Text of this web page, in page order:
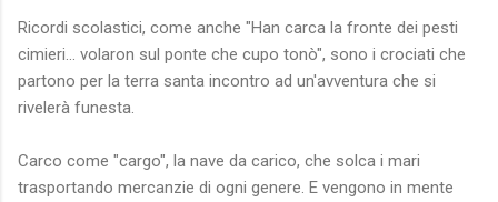
Ricordi scolastici, come anche "Han carca la fronte dei pesti
cimieri... volaron sul ponte che cupo tonò", sono i crociati che
partono per la terra santa incontro ad un'avventura che si
rivelerà funesta.
Carco come "cargo", la nave da carico, che solca i mari
trasportando mercanzie di ogni genere. E vengono in mente